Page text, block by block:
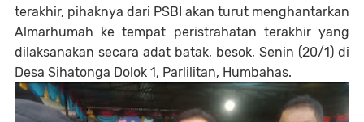
terakhir, pihaknya dari PSBI akan turut menghantarkan
Almarhumah ke tempat peristrahatan terakhir yang
dilaksanakan secara adat batak, besok, Senin (20/1) di
Desa Sihatonga Dolok 1, Parlilitan, Humbahas.